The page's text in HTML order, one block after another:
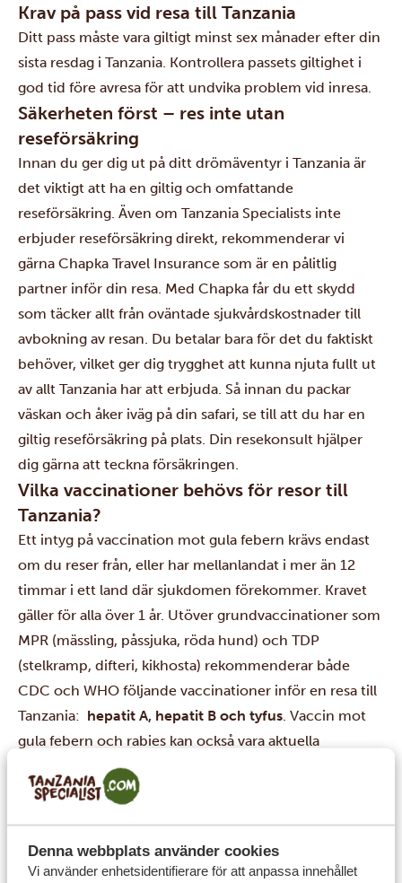
Denna webbplats använder cookies
Vi använder enhetsidentifierare för att anpassa innehållet
Krav på pass vid resa till Tanzania
Ditt pass måste vara giltigt minst sex månader efter din
sista resdag i Tanzania. Kontrollera passets giltighet i
god tid före avresa för att undvika problem vid inresa.
Säkerheten först – res inte utan
reseförsäkring
Innan du ger dig ut på ditt drömäventyr i Tanzania är
det viktigt att ha en giltig och omfattande
reseförsäkring. Även om Tanzania Specialists inte
erbjuder reseförsäkring direkt, rekommenderar vi
gärna Chapka Travel Insurance som är en pålitlig
partner inför din resa. Med Chapka får du ett skydd
som täcker allt från oväntade sjukvårdskostnader till
avbokning av resan. Du betalar bara för det du faktiskt
behöver, vilket ger dig trygghet att kunna njuta fullt ut
av allt Tanzania har att erbjuda. Så innan du packar
väskan och åker iväg på din safari, se till att du har en
giltig reseförsäkring på plats. Din resekonsult hjälper
dig gärna att teckna försäkringen.
Vilka vaccinationer behövs för resor till
Tanzania?
Ett intyg på vaccination mot gula febern krävs endast
om du reser från, eller har mellanlandat i mer än 12
timmar i ett land där sjukdomen förekommer. Kravet
gäller för alla över 1 år. Utöver grundvaccinationer som
MPR (mässling, påssjuka, röda hund) och TDP
(stelkramp, difteri, kikhosta) rekommenderar både
CDC och WHO följande vaccinationer inför en resa till
Tanzania: hepatit A, hepatit B och tyfus. Vaccin mot
gula febern och rabies kan också vara aktuella
beroende på resans längd och aktiviteter. Inför varje
resa utomlands rekommenderar vi att du kontaktar din
rådgivning.
Vad är klockan i Tanzania?